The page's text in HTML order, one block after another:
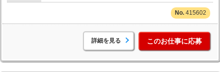
415602
詳細を見る このお仕事に応募